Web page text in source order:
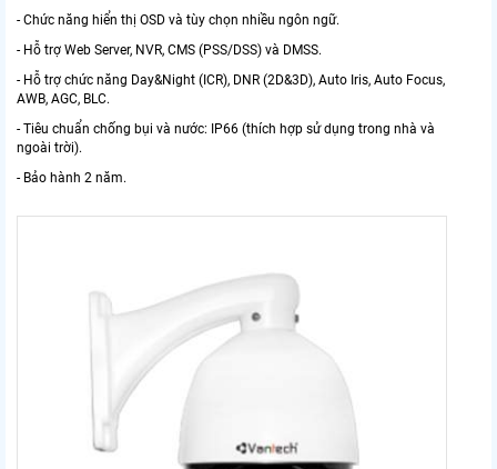
- Chức năng hiển thị OSD và tùy chọn nhiều ngôn ngữ.
- Hỗ trợ Web Server, NVR, CMS (PSS/DSS) và DMSS.
- Hỗ trợ chức năng Day&Night (ICR), DNR (2D&3D), Auto Iris, Auto Focus,
AWB, AGC, BLC.
- Tiêu chuẩn chống bụi và nước: IP66 (thích hợp sử dụng trong nhà và
ngoài trời).
- Bảo hành 2 năm.